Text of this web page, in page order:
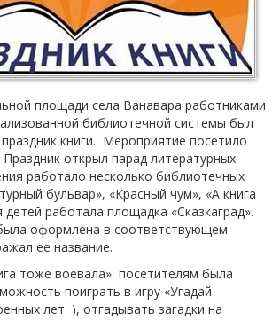
площади села Ванавара работниками
библиотечной системы был
книги. Мероприятие посетило
открыл парад литературных
работало несколько библиотечных
бульвар», «Красный чум», «А книга
работала площадка «Сказкаград».
оформлена в соответствующем
ее название.
тоже воевала» посетителям была
поиграть в игру «Угадай
лет ), отгадывать загадки на